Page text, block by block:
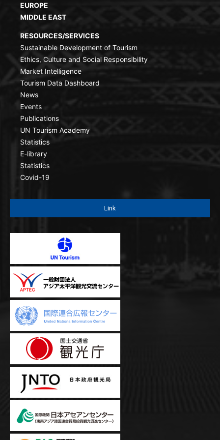
EUROPE
MIDDLE EAST
RESOURCES/SERVICES
Sustainable Development of Tourism
Ethics, Culture and Social Responsibility
Market Intelligence
Tourism Data Dashboard
News
Events
Publications
UN Tourism Academy
Statistics
E-library
Statistics
Covid-19
Link